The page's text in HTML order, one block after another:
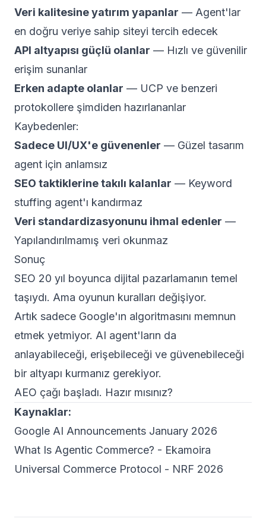
Veri kalitesine yatırım yapanlar — Agent'lar
en doğru veriye sahip siteyi tercih edecek
API altyapısı güçlü olanlar — Hızlı ve güvenilir
erişim sunanlar
Erken adapte olanlar — UCP ve benzeri
protokollere şimdiden hazırlananlar
Kaybedenler:
Sadece UI/UX'e güvenenler — Güzel tasarım
agent için anlamsız
SEO taktiklerine takılı kalanlar — Keyword
stuffing agent'ı kandırmaz
Veri standardizasyonunu ihmal edenler —
Yapılandırılmamış veri okunmaz
Sonuç
SEO 20 yıl boyunca dijital pazarlamanın temel
taşıydı. Ama oyunun kuralları değişiyor.
Artık sadece Google'ın algoritmasını memnun
etmek yetmiyor. AI agent'ların da
anlayabileceği, erişebileceği ve güvenebileceği
bir altyapı kurmanız gerekiyor.
AEO çağı başladı. Hazır mısınız?
Kaynaklar:
Google AI Announcements January 2026
What Is Agentic Commerce? - Ekamoira
Universal Commerce Protocol - NRF 2026